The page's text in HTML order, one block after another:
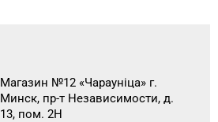
Магазин №12 «Чараунiца» г.
Минск, пр-т Независимости, д.
13, пом. 2Н